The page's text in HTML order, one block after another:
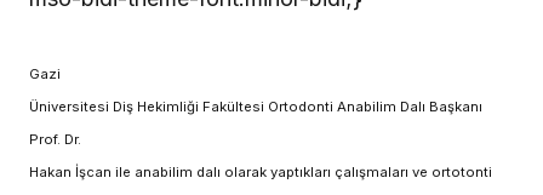
Gazi
Üniversitesi Diş Hekimliği Fakültesi Ortodonti Anabilim Dalı Başkanı
Prof. Dr.
Hakan İşcan ile anabilim dalı olarak yaptıkları çalışmaları ve ortotonti